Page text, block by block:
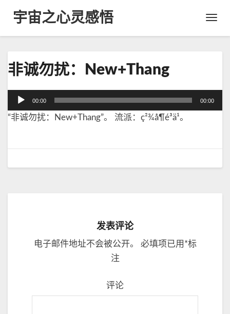
Toggle
宇宙之心灵感悟
诚
扰
N
+
h
非诚勿扰：New+Thang
播
00:00 00:00
“非诚勿扰：New+Thang”。 流派：ç²¾å¶é³ä¹。
发表评论
电子邮件地址不会被公开。 必填项已用 *标
注
评论